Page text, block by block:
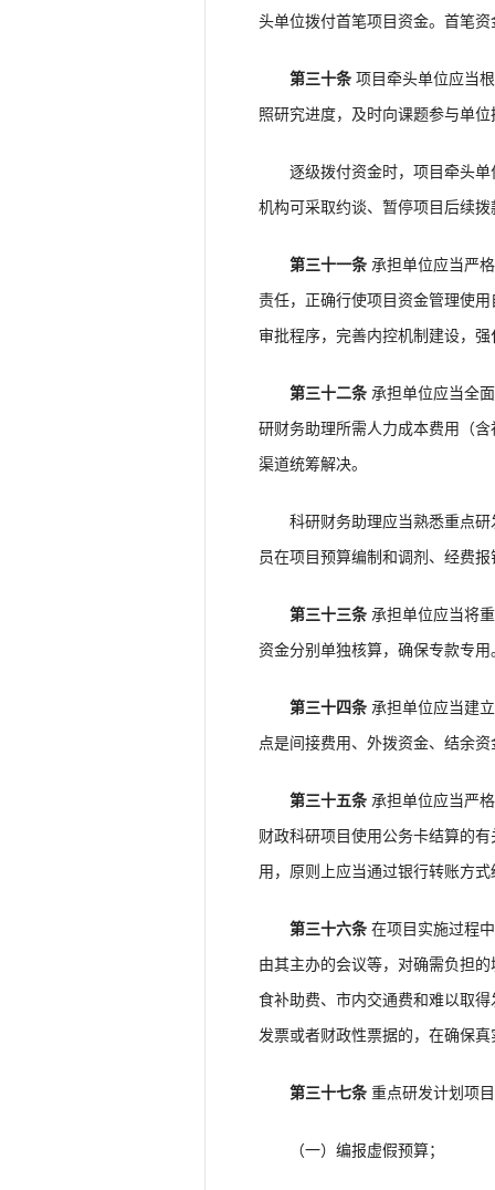
头单位拨付首笔项目资金。首笔
第三十条项目牵头单位应当
照研究进度，及时向课题参与单
逐级拨付资金时，项目牵头单
机构可采取约谈、暂停项目后续拨
第三十一条承担单位应当严
责任，正确行使项目资金管理使
审批程序，完善内控机制建设，
第三十二条承担单位应当全
研财务助理所需人力成本费用（
渠道统筹解决。
科研财务助理应当熟悉重点研
员在项目预算编制和调剂、经费
第三十三条承担单位应当将
资金分别单独核算，确保专款专
第三十四条承担单位应当建
点是间接费用、外拨资金、结余
第三十五条承担单位应当严
财政科研项目使用公务卡结算的
用，原则上应当通过银行转账方式
第三十六条在项目实施过程
由其主办的会议等，对确需负担
食补助费、市内交通费和难以取
发票或者财政性票据的，在确保
第三十七条重点研发计划项
（一）编报虚假预算；